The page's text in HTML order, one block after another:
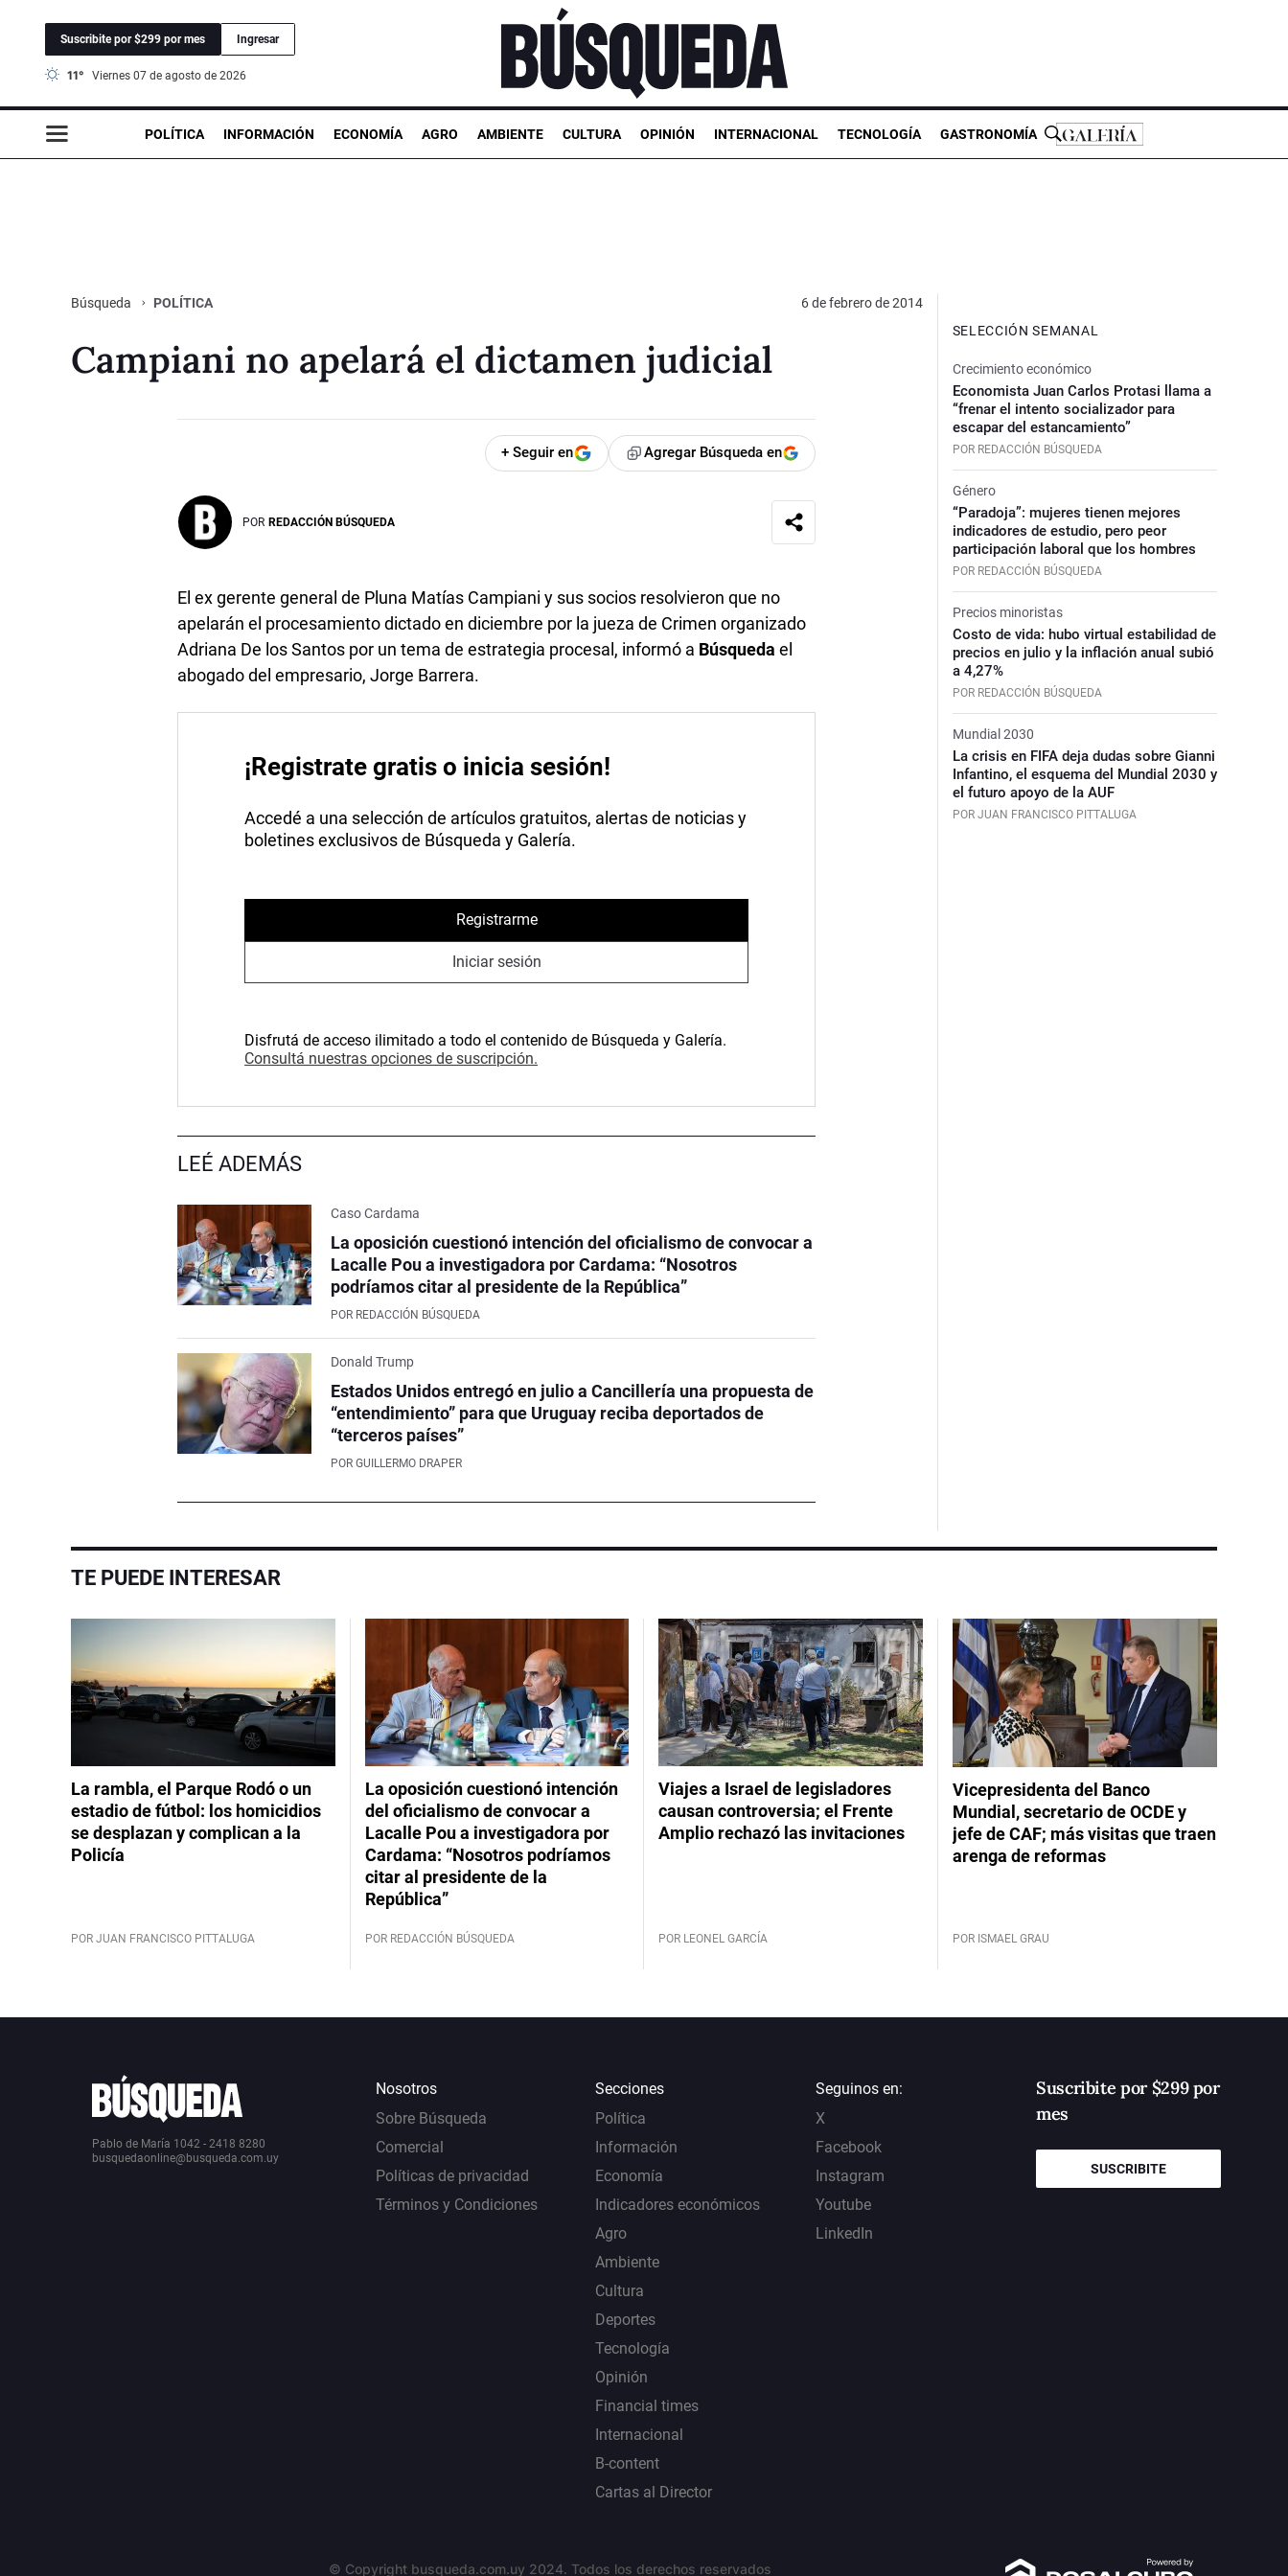
Suscribite por $299 por mes Ingresar
11° viernes 07 de agosto de 2026
POLÍTICA INFORMACIÓN ECONOMÍA AGRO AMBIENTE CULTURA OPINIÓN INTERNACIONAL TECNOLOGÍA GASTRONOMÍA
Búsqueda POLÍTICA 6 de febrero de 2014
Campiani no apelará el dictamen judicial
+ Seguir en Agregar Búsqueda en
POR REDACCIÓN BÚSQUEDA
El ex gerente general de Pluna Matías Campiani y sus socios resolvieron que no
apelarán el procesamiento dictado en diciembre por la jueza de Crimen organizado
Adriana De los Santos por un tema de estrategia procesal, informó a Búsqueda el
abogado del empresario, Jorge Barrera.
¡Registrate gratis o inicia sesión!
Accedé a una selección de artículos gratuitos, alertas de noticias y
boletines exclusivos de Búsqueda y Galería.
Registrarme
Iniciar sesión
Disfrutá de acceso ilimitado a todo el contenido de Búsqueda y Galería.
Consultá nuestras opciones de suscripción.
LEÉ ADEMÁS
Caso Cardama
La oposición cuestionó intención del oficialismo de convocar a
Lacalle Pou a investigadora por Cardama: “Nosotros
podríamos citar al presidente de la República”
POR REDACCIÓN BÚSQUEDA
Donald Trump
Estados Unidos entregó en julio a Cancillería una propuesta de
“entendimiento” para que Uruguay reciba deportados de
“terceros países”
POR GUILLERMO DRAPER
SELECCIÓN SEMANAL
Crecimiento económico
Economista Juan Carlos Protasi llama a
“frenar el intento socializador para
escapar del estancamiento”
POR REDACCIÓN BÚSQUEDA
Género
“Paradoja”: mujeres tienen mejores
indicadores de estudio, pero peor
participación laboral que los hombres
POR REDACCIÓN BÚSQUEDA
Precios minoristas
Costo de vida: hubo virtual estabilidad de
precios en julio y la inflación anual subió
a 4,27%
POR REDACCIÓN BÚSQUEDA
Mundial 2030
La crisis en FIFA deja dudas sobre Gianni
Infantino, el esquema del Mundial 2030 y
el futuro apoyo de la AUF
POR JUAN FRANCISCO PITTALUGA
TE PUEDE INTERESAR
La rambla, el Parque Rodó o un
estadio de fútbol: los homicidios
se desplazan y complican a la
Policía
POR JUAN FRANCISCO PITTALUGA
La oposición cuestionó intención
del oficialismo de convocar a
Lacalle Pou a investigadora por
Cardama: “Nosotros podríamos
citar al presidente de la
República”
POR REDACCIÓN BÚSQUEDA
Viajes a Israel de legisladores
causan controversia; el Frente
Amplio rechazó las invitaciones
POR LEONEL GARCÍA
Vicepresidenta del Banco
Mundial, secretario de OCDE y
jefe de CAF; más visitas que traen
arenga de reformas
POR ISMAEL GRAU
Pablo de María 1042 - 2418 8280
busquedaonline@busqueda.com.uy
Nosotros
Sobre Búsqueda
Comercial
Políticas de privacidad
Términos y Condiciones
Secciones
Política
Información
Economía
Indicadores económicos
Agro
Ambiente
Cultura
Deportes
Tecnología
Opinión
Financial times
Internacional
B-content
Cartas al Director
Seguinos en:
X
Facebook
Instagram
Youtube
LinkedIn
Suscribite por $299 por
mes
SUSCRIBITE
© Copyright busqueda.com.uy 2024. Todos los derechos reservados